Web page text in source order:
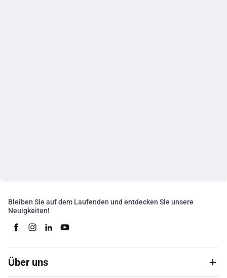
Bleiben Sie auf dem Laufenden und entdecken Sie unsere
Neuigkeiten!
Über uns